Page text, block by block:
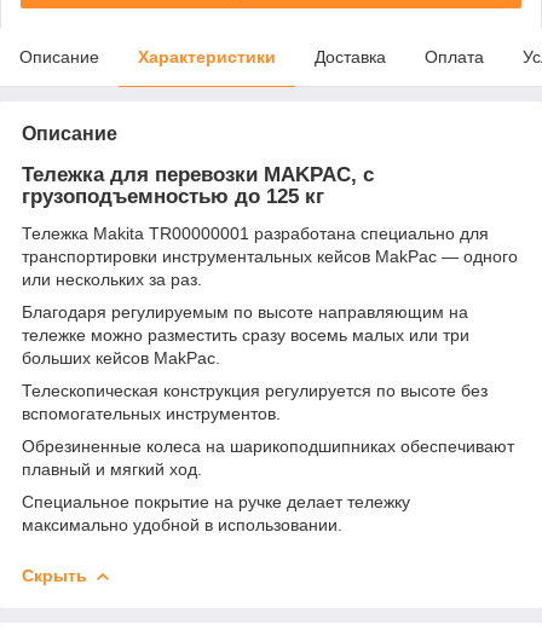
Описание Характеристики Доставка Оплата
Описание
Тележка для перевозки MAKPAC, с
грузоподъемностью до 125 кг
Тележка Makita TR00000001 разработана специально для
транспортировки инструментальных кейсов MakPac — одного
или нескольких за раз.
Благодаря регулируемым по высоте направляющим на
тележке можно разместить сразу восемь малых или три
больших кейсов MakPac.
Телескопическая конструкция регулируется по высоте без
вспомогательных инструментов.
Обрезиненные колеса на шарикоподшипниках обеспечивают
плавный и мягкий ход.
Специальное покрытие на ручке делает тележку
максимально удобной в использовании.
Скрыть